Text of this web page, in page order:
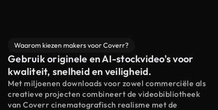
Waarom kiezen makers voor Coverr?
Gebruik originele en AI-stockvideo's voor
kwaliteit, snelheid en veiligheid.
Met miljoenen downloads voor zowel commerciële als
creatieve projecten combineert de videobibliotheek
van Coverr cinematografisch realisme met de